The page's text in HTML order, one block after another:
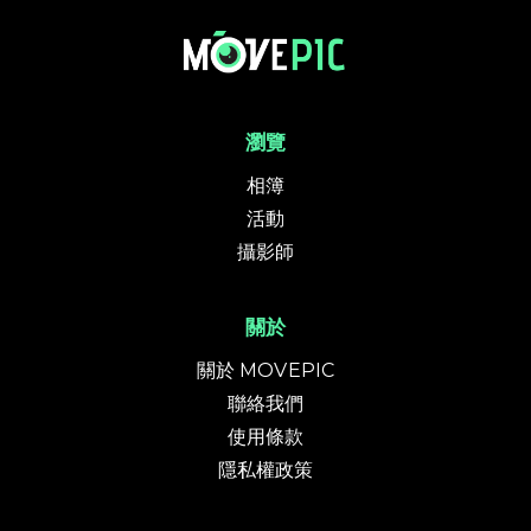
瀏覽
相簿
活動
攝影師
關於
關於 MOVEPIC
聯絡我們
使用條款
隱私權政策